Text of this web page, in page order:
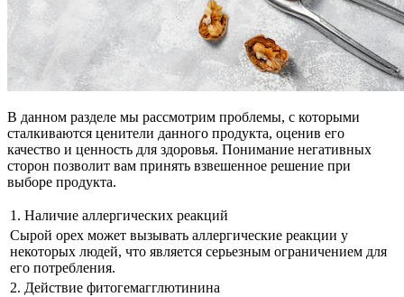
В данном разделе мы рассмотрим проблемы, с которыми
сталкиваются ценители данного продукта, оценив его
качество и ценность для здоровья. Понимание негативных
сторон позволит вам принять взвешенное решение при
выборе продукта.
1. Наличие аллергических реакций
Сырой орех может вызывать аллергические реакции у
некоторых людей, что является серьезным ограничением для
его потребления.
2. Действие фитогемагглютинина